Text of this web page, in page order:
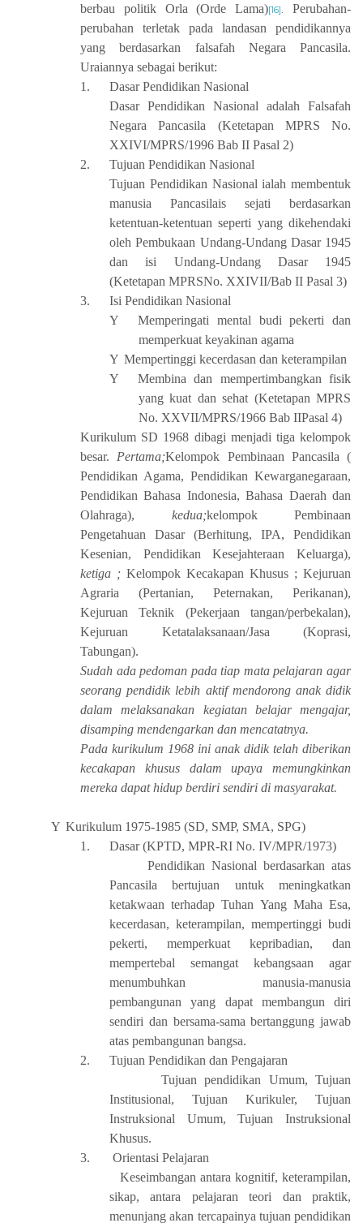
berbau politik Orla (Orde Lama)[16]
Perubahan-
perubahan terletak pada landasan pendidikannya
yang berdasarkan falsafah Negara Pancasila.
Uraiannya sebagai berikut:
1.
Dasar Pendidikan Nasional
Dasar Pendidikan Nasional adalah Falsafah
Negara Pancasila (Ketetapan MPRS No.
XXIVI/MPRS/1996 Bab II Pasal 2)
2.
Tujuan Pendidikan Nasional
Tujuan Pendidikan Nasional ialah membentuk
manusia Pancasilais sejati berdasarkan
ketentuan-ketentuan seperti yang dikehendaki
oleh Pembukaan Undang-Undang Dasar 1945
dan isi Undang-Undang Dasar 1945
(Ketetapan MPRSNo. XXIVII/Bab II Pasal 3)
3.
Isi Pendidikan Nasional
Y
Memperingati mental budi pekerti dan
memperkuat keyakinan agama
Y Mempertinggi kecerdasan dan keterampilan
Y
Membina dan mempertimbangkan fisik
yang kuat dan sehat (Ketetapan MPRS
No. XXVII/MPRS/1966 Bab IIPasal 4)
Kurikulum SD 1968 dibagi menjadi tiga kelompok
besar. Pertama;Kelompok Pembinaan Pancasila (
Pendidikan Agama, Pendidikan Kewarganegaraan,
Pendidikan Bahasa Indonesia, Bahasa Daerah dan
Olahraga), kedua;kelompok Pembinaan
Pengetahuan Dasar (Berhitung, IPA, Pendidikan
Kesenian, Pendidikan Kesejahteraan Keluarga),
ketiga ; Kelompok Kecakapan Khusus ; Kejuruan
Agraria (Pertanian, Peternakan, Perikanan),
Kejuruan Teknik (Pekerjaan tangan/perbekalan),
Kejuruan Ketatalaksanaan/Jasa (Koprasi,
Tabungan).
Sudah ada pedoman pada tiap mata pelajaran agar
seorang pendidik lebih aktif mendorong anak didik
dalam melaksanakan kegiatan belajar mengajar,
disamping mendengarkan dan mencatatnya.
Pada kurikulum 1968 ini anak didik telah diberikan
kecakapan khusus dalam upaya memungkinkan
mereka dapat hidup berdiri sendiri di masyarakat.
Y Kurikulum 1975-1985 (SD, SMP, SMA, SPG)
1.
Dasar (KPTD, MPR-RI No. IV/MPR/1973)
Pendidikan Nasional berdasarkan atas
Pancasila bertujuan untuk meningkatkan
ketakwaan terhadap Tuhan Yang Maha Esa,
kecerdasan, keterampilan, mempertinggi budi
pekerti, memperkuat kepribadian, dan
mempertebal semangat kebangsaan agar
menumbuhkan manusia-manusia
pembangunan yang dapat membangun diri
sendiri dan bersama-sama bertanggung jawab
atas pembangunan bangsa.
2.
Tujuan Pendidikan dan Pengajaran
Tujuan pendidikan Umum, Tujuan
Institusional, Tujuan Kurikuler, Tujuan
Instruksional Umum, Tujuan Instruksional
Khusus.
3.
Orientasi Pelajaran
Keseimbangan antara kognitif, keterampilan,
sikap, antara pelajaran teori dan praktik,
menunjang akan tercapainya tujuan pendidikan